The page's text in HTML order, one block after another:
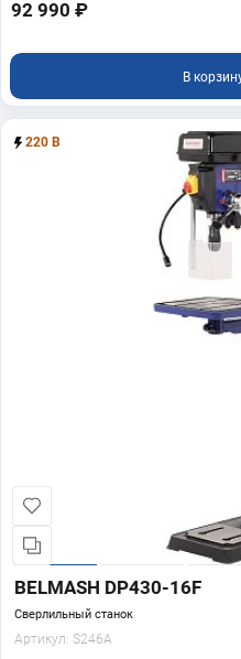
92 990 ₽
В
220 В
BELMASH DP430-16F
Сверлильный станок
Артикул: S246A